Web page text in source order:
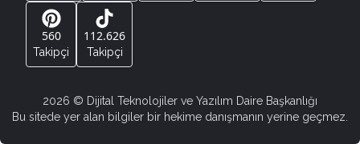
560
Takipçi
112.626
Takipçi
2026 © Dijital Teknolojiler ve Yazılım Daire Başkanlığı
Bu sitede yer alan bilgiler bir hekime danışmanın yerine geçmez.